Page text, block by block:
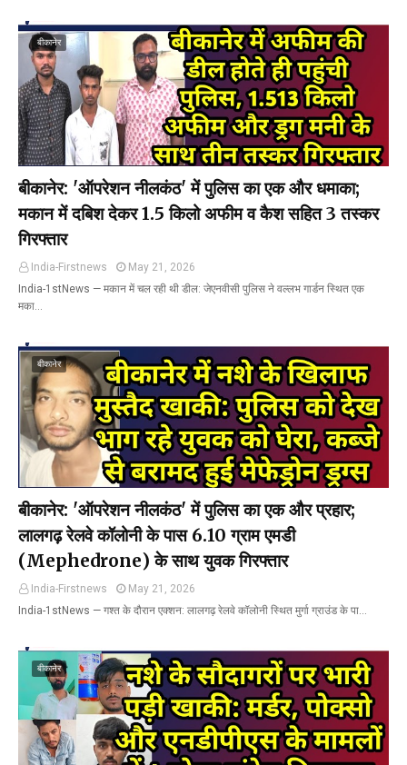
बीकानेर
बीकानेर: 'ऑपरेशन नीलकंठ' में पुलिस का एक और धमाका;
मकान में दबिश देकर 1.5 किलो अफीम व कैश सहित 3 तस्कर
गिरफ्तार
India-Firstnews
May 21, 2026
India-1stNews ​— मकान में चल रही थी डील: जेएनवीसी पुलिस ने वल्लभ गार्डन स्थित एक
मका…
बीकानेर
बीकानेर: 'ऑपरेशन नीलकंठ' में पुलिस का एक और प्रहार;
लालगढ़ रेलवे कॉलोनी के पास 6.10 ग्राम एमडी
(Mephedrone) के साथ युवक गिरफ्तार
India-Firstnews
May 21, 2026
India-1stNews ​— गश्त के दौरान एक्शन: लालगढ़ रेलवे कॉलोनी स्थित मुर्गा ग्राउंड के पा…
बीकानेर